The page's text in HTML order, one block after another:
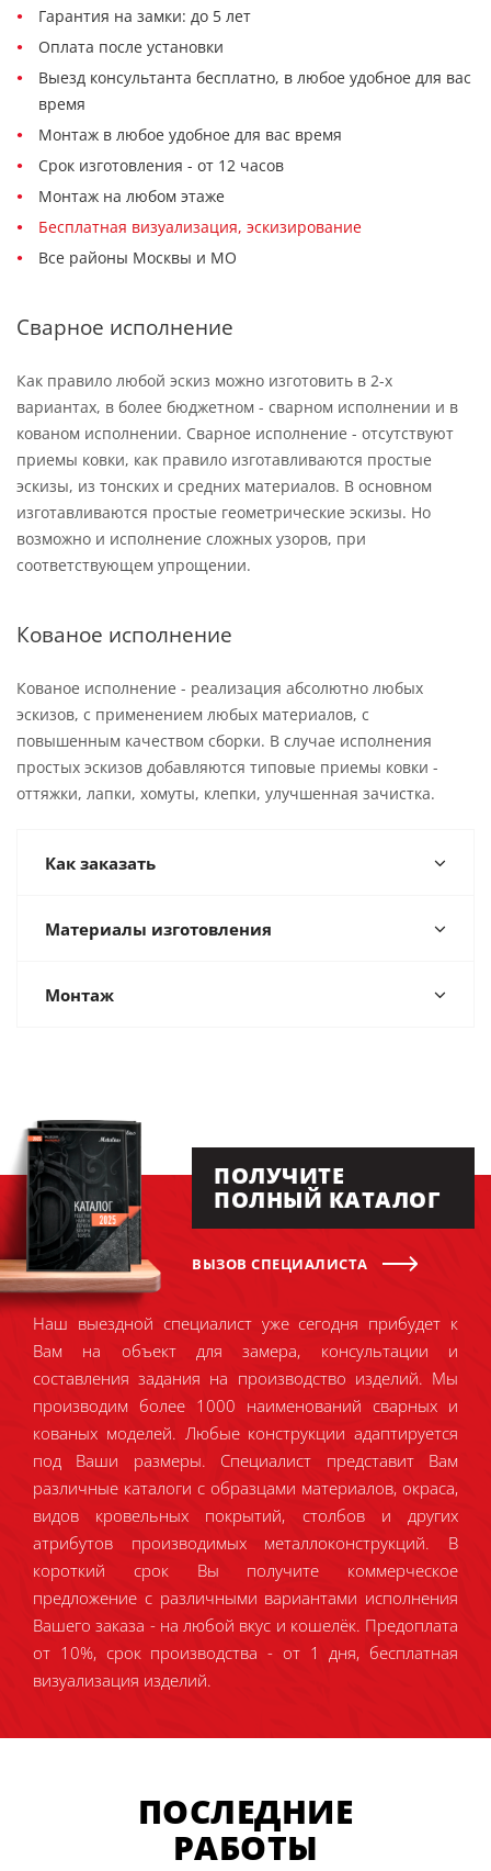
Гарантия на замки: до 5 лет
Оплата после установки
Выезд консультанта бесплатно, в любое удобное для вас
время
Монтаж в любое удобное для вас время
Срок изготовления - от 12 часов
Монтаж на любом этаже
Бесплатная визуализация, эскизирование
Все районы Москвы и МО
Сварное исполнение
Как правило любой эскиз можно изготовить в 2-х
вариантах, в более бюджетном - сварном исполнении и в
кованом исполнении. Сварное исполнение - отсутствуют
приемы ковки, как правило изготавливаются простые
эскизы, из тонских и средних материалов. В основном
изготавливаются простые геометрические эскизы. Но
возможно и исполнение сложных узоров, при
соответствующем упрощении.
Кованое исполнение
Кованое исполнение - реализация абсолютно любых
эскизов, с применением любых материалов, с
повышенным качеством сборки. В случае исполнения
простых эскизов добавляются типовые приемы ковки -
оттяжки, лапки, хомуты, клепки, улучшенная зачистка.
Как заказать
Материалы изготовления
Монтаж
ПОЛУЧИТЕ
ПОЛНЫЙ КАТАЛОГ
ВЫЗОВ СПЕЦИАЛИСТА
Наш выездной специалист уже сегодня прибудет к
Вам на объект для замера, консультации и
составления задания на производство изделий. Мы
производим более 1000 наименований сварных и
кованых моделей. Любые конструкции адаптируется
под Ваши размеры. Специалист представит Вам
различные каталоги с образцами материалов, окраса,
видов кровельных покрытий, столбов и других
атрибутов производимых металлоконструкций. В
короткий срок Вы получите коммерческое
предложение с различными вариантами исполнения
Вашего заказа - на любой вкус и кошелёк. Предоплата
от 10%, срок производства - от 1 дня, бесплатная
визуализация изделий.
ПОСЛЕДНИЕ
РАБОТЫ